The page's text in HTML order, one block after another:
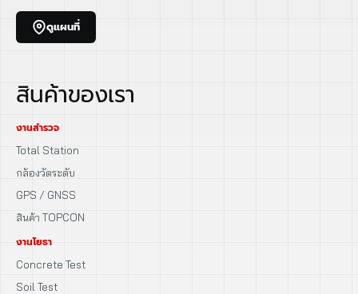
ดูแผนที่
สินค้าของเรา
งานสำรวจ
Total Station
กล้องวัดระดับ
GPS / GNSS
สินค้า TOPCON
งานโยธา
Concrete Test
Soil Test